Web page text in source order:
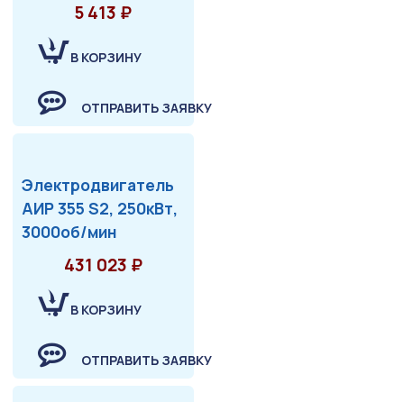
5 413 ₽
В КОРЗИНУ
ОТПРАВИТЬ ЗАЯВКУ
Электродвигатель
АИР 355 S2, 250кВт,
3000об/мин
431 023 ₽
В КОРЗИНУ
ОТПРАВИТЬ ЗАЯВКУ